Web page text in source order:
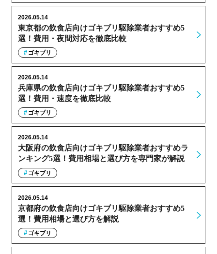
東京都の飲食店向けゴキブリ駆除業者おすすめ5
選！費用・夜間対応を徹底比較
2026.05.14
ゴキブリ
兵庫県の飲食店向けゴキブリ駆除業者おすすめ5
選！費用・速度を徹底比較
2026.05.14
ゴキブリ
大阪府の飲食店向けゴキブリ駆除業者おすすめラ
ンキング5選！費用相場と選び方を専門家が解説
2026.05.14
ゴキブリ
京都府の飲食店向けゴキブリ駆除業者おすすめ5
選！費用相場と選び方を解説
2026.05.14
ゴキブリ